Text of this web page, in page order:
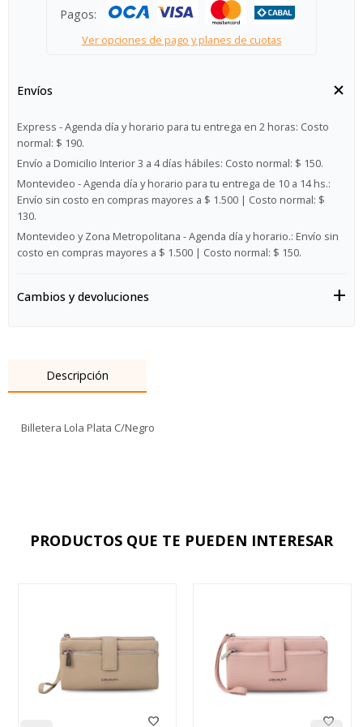
Pagos:
Ver opciones de pago y planes de cuotas
Envíos
Express - Agenda día y horario para tu entrega en 2 horas: Costo
normal: $ 190.
Envío a Domicilio Interior 3 a 4 días hábiles: Costo normal: $ 150.
Montevideo - Agenda día y horario para tu entrega de 10 a 14 hs.:
Envío sin costo en compras mayores a $ 1.500 | Costo normal: $
130.
Montevideo y Zona Metropolitana - Agenda día y horario.: Envío sin
costo en compras mayores a $ 1.500 | Costo normal: $ 150.
Cambios y devoluciones
Descripción
Billetera Lola Plata C/Negro
PRODUCTOS QUE TE PUEDEN INTERESAR